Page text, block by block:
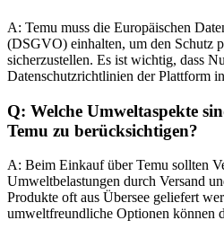
A: Temu muss die Europäischen
(DSGVO) einhalten, um den Schutz
sicherzustellen. Es ist wichtig, dass
Datenschutzrichtlinien der Plattform
Q: Welche Umweltaspekte
Temu zu berücksichtigen?
A: Beim Einkauf über Temu sollten
Umweltbelastungen durch Versand
Produkte oft aus Übersee geliefert
umweltfreundliche Optionen können